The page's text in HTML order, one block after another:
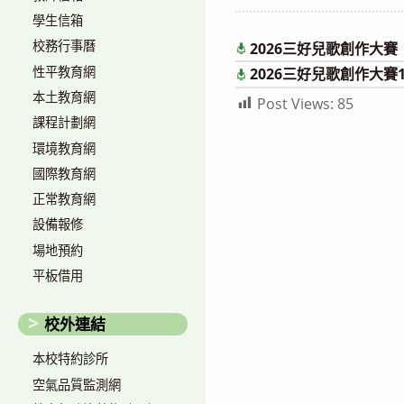
2026三好兒歌創作大賽
2026三好兒歌創作大賽1
Post Views: 85
學生信箱
校務行事曆
性平教育網
本土教育網
課程計劃網
環境教育網
國際教育網
正常教育網
設備報修
場地預約
平板借用
校外連結
本校特約診所
空氣品質監測網